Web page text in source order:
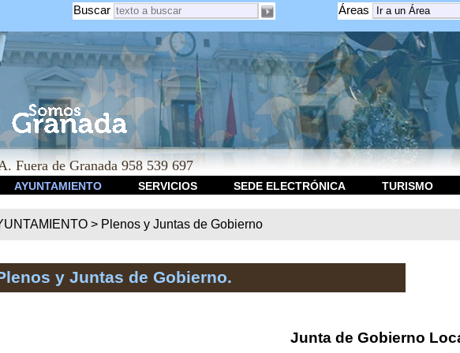
Áreas
Buscar
de Granada 958 539 697
AYUNTAMIENTO SERVICIOS SEDE ELECTRÓNICA TURISMO
> Plenos y Juntas de Gobierno
y Juntas de Gobierno.
Junta de Gobierno